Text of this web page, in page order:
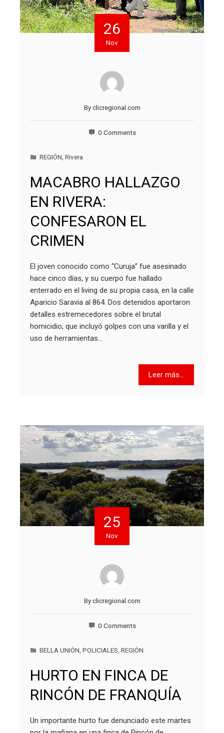
26
Nov
Byclicregional.com
0 Comments
REGIÓN Rivera
MACABRO HALLAZGO
EN RIVERA:
CONFESARON EL
CRIMEN
El joven conocido como “Curuja” fue asesinado
hace cinco días, y su cuerpo fue hallado
enterrado en el living de su propia casa, en la calle
Aparicio Saravia al 864. Dos detenidos aportaron
detalles estremecedores sobre el brutal
homicidio, que incluyó golpes con una varilla y el
uso de herramientas…
Leer más...
25
Nov
Byclicregional.com
0 Comments
BELLA UNIÓN POLICIALES REGIÓN
HURTO EN FINCA DE
RINCÓN DE FRANQUÍA
Un importante hurto fue denunciado este martes